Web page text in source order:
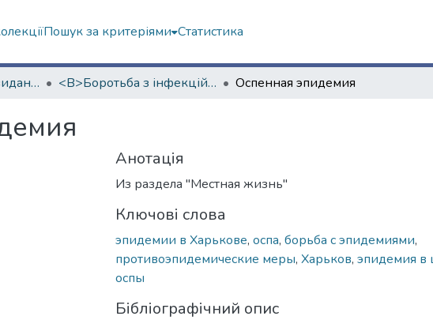
Пошук за критеріями Статистика
9. Рідкісні та цінні видання <B>Боротьба з інфекційними хворобами</B> Оспенная эпидемия
Анотація
Из раздела "Местная жизнь"
Ключові слова
эпидемии в Харькове, оспа, борьба с эпидемиями,
противоэпидемические меры, Харьков, эпидемия в
оспы
Бібліографічний опис